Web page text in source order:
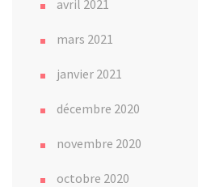
avril 2021
mars 2021
janvier 2021
décembre 2020
novembre 2020
octobre 2020